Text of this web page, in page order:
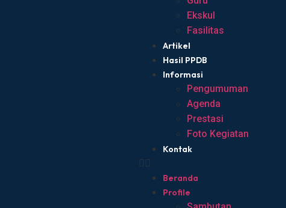
Ekskul
Fasilitas
Artikel
Hasil PPDB
Informasi
Pengumuman
Agenda
Prestasi
Foto Kegiatan
Kontak
Beranda
Profile